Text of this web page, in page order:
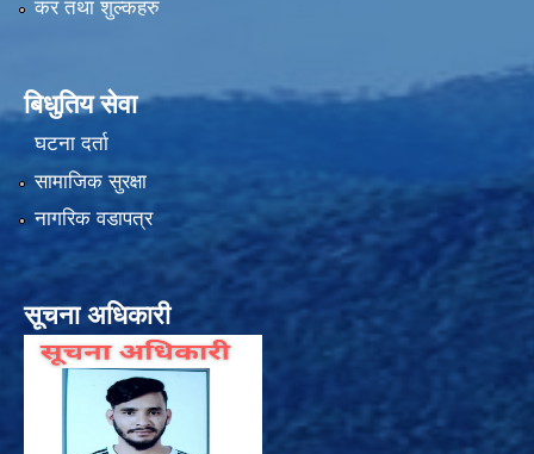
कर तथा शुल्कहरु
बिधुतिय सेवा
घटना दर्ता
सामाजिक सुरक्षा
नागरिक वडापत्र
सूचना अधिकारी